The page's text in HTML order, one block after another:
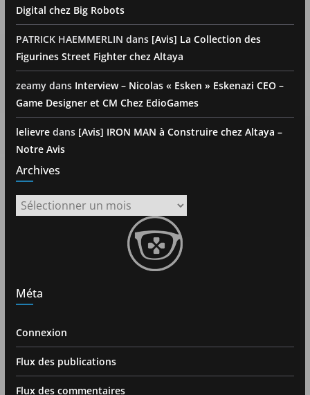
Digital chez Big Robots
PATRICK HAEMMERLIN dans [Avis] La Collection des
Figurines Street Fighter chez Altaya
zeamydans Interview – Nicolas « Esken » Eskenazi CEO –
Game Designer et CM Chez EdioGames
lelievredans [Avis] IRON MAN à Construire chez Altaya –
Notre Avis
Archives
Archives
Méta
Connexion
Flux des publications
Flux des commentaires